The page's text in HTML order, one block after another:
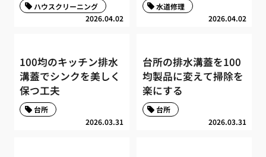
2026.04.02
ハウスクリーニング
2026.04.02
水道修理
100均のキッチン排水
溝蓋でシンクを美しく
保つ工夫
2026.03.31
台所
台所の排水溝蓋を100
均製品に変えて掃除を
楽にする
2026.03.31
台所